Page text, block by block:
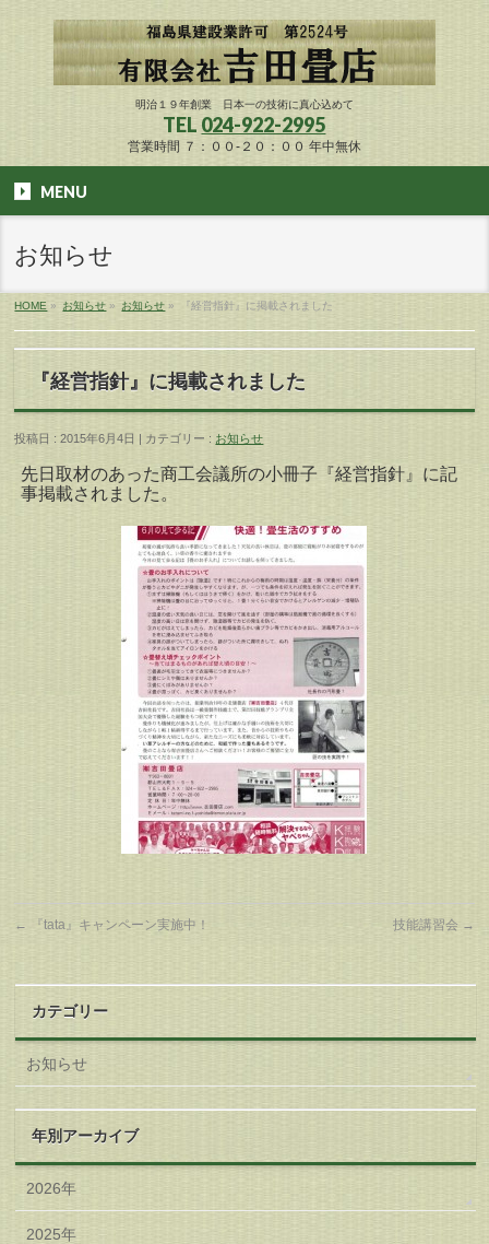
明治１９年創業 日本一の技術に真心込めて
TEL 024-922-2995
営業時間 ７：００-２０：００ 年中無休
MENU
お知らせ
HOME » お知らせ » お知らせ » 『経営指針』に掲載されました
『経営指針』に掲載されました
投稿日 : 2015年6月4日 | カテゴリー : お知らせ
先日取材のあった商工会議所の小冊子『経営指針』に記
事掲載されました。
← 『tata』キャンペーン実施中！ 技能講習会 →
カテゴリー
お知らせ
年別アーカイブ
2026年
2025年